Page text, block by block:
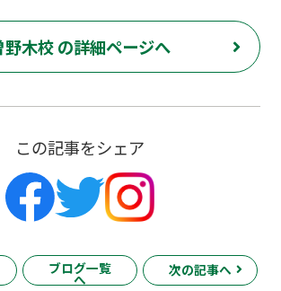
野木校 の詳細ページへ
この記事をシェア
ブログ一覧
へ
次の記事へ